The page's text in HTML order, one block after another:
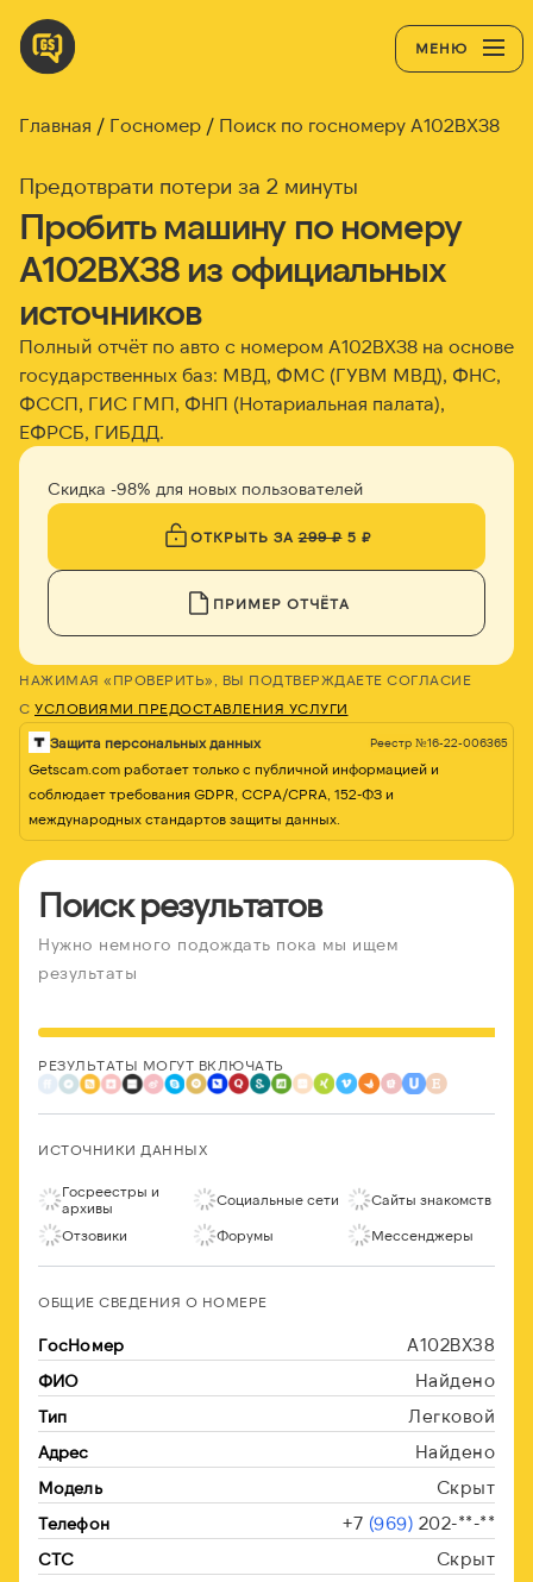
МЕНЮ
Главная Госномер Поиск по госномеру А102ВХ38
Предотврати потери за 2 минуты
Пробить машину по номеру
А102ВХ38 из официальных
источников
Полный отчёт по авто с номером А102ВХ38 на основе
государственных баз: МВД, ФМС (ГУВМ МВД), ФНС,
ФССП, ГИС ГМП, ФНП (Нотариальная палата),
ЕФРСБ, ГИБДД.
Скидка -98% для новых пользователей
ОТКРЫТЬ ЗА299 ₽5 ₽
ПРИМЕР ОТЧЁТА
НАЖИМАЯ «ПРОВЕРИТЬ», ВЫ ПОДТВЕРЖДАЕТЕ СОГЛАСИЕ
С УСЛОВИЯМИ ПРЕДОСТАВЛЕНИЯ УСЛУГИ
Защита персональных данных Реестр №16-22-006365
Getscam.com работает только с публичной информацией и
соблюдает требования GDPR, CCPA/CPRA, 152-ФЗ и
международных стандартов защиты данных.
Поиск результатов
Нужно немного подождать пока мы ищем
результаты
РЕЗУЛЬТАТЫ МОГУТ ВКЛЮЧАТЬ
ИСТОЧНИКИ ДАННЫХ
Госреестры и
архивы
Социальные сети Сайты знакомств
Отзовики Форумы Мессенджеры
ОБЩИЕ СВЕДЕНИЯ О НОМЕРЕ
ГосНомер А102ВХ38
ФИО Найдено
Тип Легковой
Адрес Найдено
Модель Скрыт
Телефон +7 (969) 202-**-**
СТС Скрыт